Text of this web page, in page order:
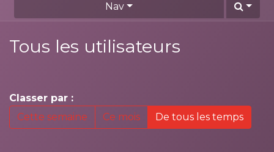
Nav
Tous les utilisateurs
Classer par :
Cette semaine
Ce mois De tous les temps